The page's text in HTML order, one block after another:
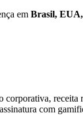
em Brasil,
corporativa, receita
com